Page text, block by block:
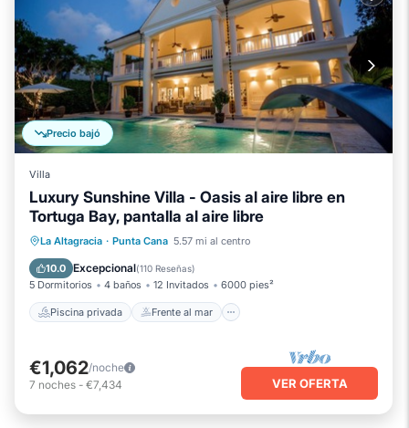
Precio bajó
Villa
Luxury Sunshine Villa - Oasis al aire libre en
Tortuga Bay, pantalla al aire libre
La Altagracia · Punta Cana 5.57 mi al centro
10.0 Excepcional(110 Reseñas)
5 Dormitorios 4 baños 12 Invitados 6000 pies²
Piscina privada Frente al mar
Piscina privada
Frente al mar
Piscina
Vista al mar
€1,062/noche
7 noches - €7,434 VER OFERTA